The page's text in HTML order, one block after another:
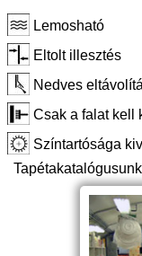
Lemosható
Eltolt illesztés
Nedves
Csak a falat kell
Színtartósága